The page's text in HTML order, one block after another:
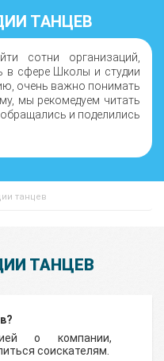
ТАНЦЕВ
сотни организаций,
в сфере Школы и студии
очень важно понимать
мы рекомедуем читать
и поделились
танцев
ТАНЦЕВ
о компании,
соискателям.